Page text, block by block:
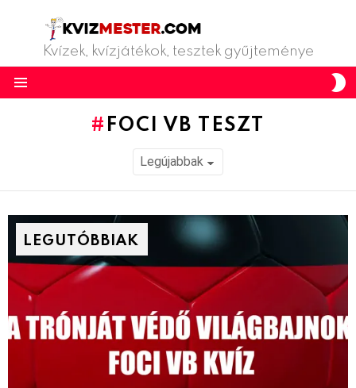
Kvízek, kvízjátékok, tesztek gyűjteménye
FOCI VB TESZT
LEGUTÓBBIAK